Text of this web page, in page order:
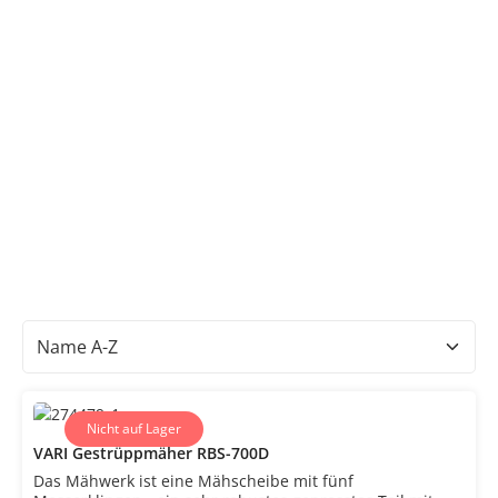
Nicht auf Lager
VARI Gestrüppmäher RBS-700D
Das Mähwerk ist eine Mähscheibe mit fünf